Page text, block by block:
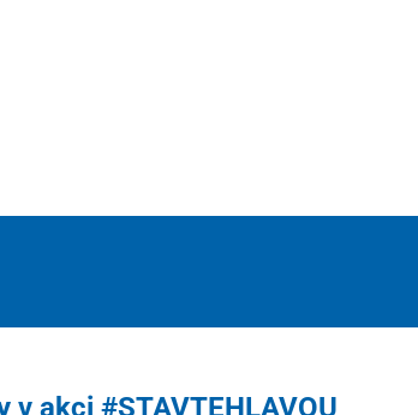
v akci #STAVTEHLAVOU